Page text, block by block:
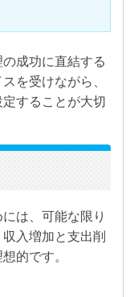
成功に直結する
を受けながら、
することが大切
は、可能な限り
入増加と支出削
的です。